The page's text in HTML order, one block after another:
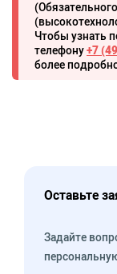
Чтобы узнать
телефону+7
более
Оставьте
Задайте